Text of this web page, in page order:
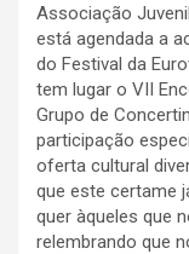
Associação
está agendada a
do Festival da
tem lugar o VII
Grupo de
participação
oferta cultural
que este certame
quer àqueles que
relembrando que